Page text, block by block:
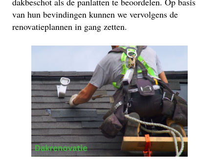
van hun bevindingen kunnen we vervolgens de
renovatieplannen in gang zetten.